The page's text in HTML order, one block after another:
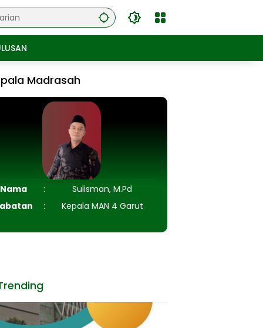
Madrasah
Nama :
Sulisman, M.Pd
: Kepala MAN 4 Garut